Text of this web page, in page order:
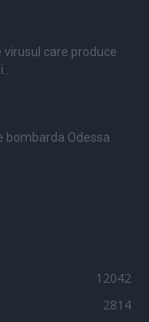
care produce
bombarda Odessa
12042
2814